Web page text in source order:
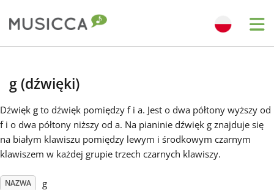
Dansk
Deutsch
g (dźwięki)
Dźwięk g to dźwięk pomiędzy f i a. Jest o dwa półtony wyższy od
f i o dwa półtony niższy od a. Na pianinie dźwięk g znajduje się
na białym klawiszu pomiędzy lewym i środkowym czarnym
klawiszem w każdej grupie trzech czarnych klawiszy.
NAZWA g